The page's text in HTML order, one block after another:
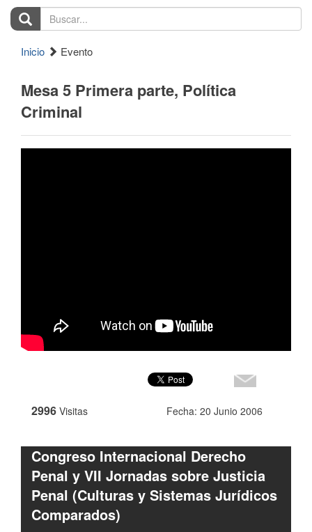
Buscar...
Inicio Evento
Mesa 5 Primera parte, Política
Criminal
2996 Visitas Fecha: 20 Junio 2006
Congreso Internacional Derecho
Penal y VII Jornadas sobre Justicia
Penal (Culturas y Sistemas Jurídicos
Comparados)